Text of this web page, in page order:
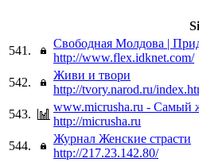
541.
Свободная Молдова |
http://www.flex.idknet.com/
542.
Живи и твори
http://tvory.narod.ru/
543.
www.micrusha.ru - Самый
http://micrusha.ru
544.
Журнал Женские страсти
http://217.23.142.80/